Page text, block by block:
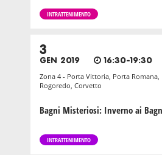
INTRATTENIMENTO
3
GEN 2019 16:30-19:30
Zona 4 - Porta Vittoria, Porta
Rogoredo, Corvetto
Bagni Misteriosi: Inverno ai
INTRATTENIMENTO